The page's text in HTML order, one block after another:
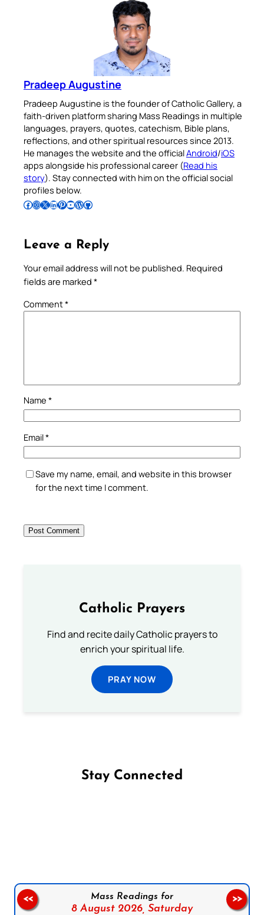
Pradeep Augustine
Pradeep Augustine is the founder of Catholic Gallery, a
faith-driven platform sharing Mass Readings in multiple
languages, prayers, quotes, catechism, Bible plans,
reflections, and other spiritual resources since 2013.
He manages the website and the officialAndroid/iOS
apps alongside his professional career (Read his
story). Stay connected with him on the official social
profiles below.
Follow Pradeep on Facebook Follow Pradeep on InstagramFollow Pradeep on X Follow Pradeep on LinkedIn Follow Pradeep on Pinterest Subscribe to Pradeep’s Youtube Channel Follow Pradeep on WordPress Follow Pradeep on GitHub
Leave a Reply
Your email address will not be published. Required
fields are marked *
Comment*
Name *
Email*
Save my name, email, and website in this browser
for the next time I comment.
Catholic Prayers
Find and recite daily Catholic prayers to
enrich your spiritual life.
PRAY NOW
Stay Connected
Mass Readings for
8 August 2026, Saturday
<< >>